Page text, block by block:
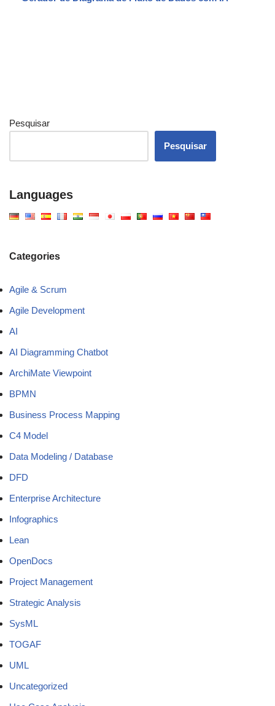
Pesquisar
Pesquisar
Languages
Categories
Agile & Scrum
Agile Development
AI
AI Diagramming Chatbot
ArchiMate Viewpoint
BPMN
Business Process Mapping
C4 Model
Data Modeling / Database
DFD
Enterprise Architecture
Infographics
Lean
OpenDocs
Project Management
Strategic Analysis
SysML
TOGAF
UML
Uncategorized